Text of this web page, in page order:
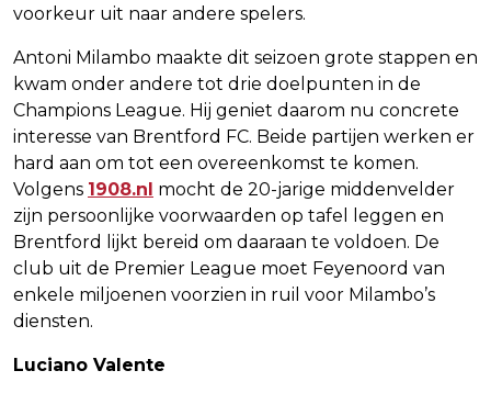
voorkeur uit naar andere spelers.
Antoni Milambo maakte dit seizoen grote stappen en
kwam onder andere tot drie doelpunten in de
Champions League. Hij geniet daarom nu concrete
interesse van Brentford FC. Beide partijen werken er
hard aan om tot een overeenkomst te komen.
Volgens 1908.nl mocht de 20-jarige middenvelder
zijn persoonlijke voorwaarden op tafel leggen en
Brentford lijkt bereid om daaraan te voldoen. De
club uit de Premier League moet Feyenoord van
enkele miljoenen voorzien in ruil voor Milambo’s
diensten.
Luciano Valente